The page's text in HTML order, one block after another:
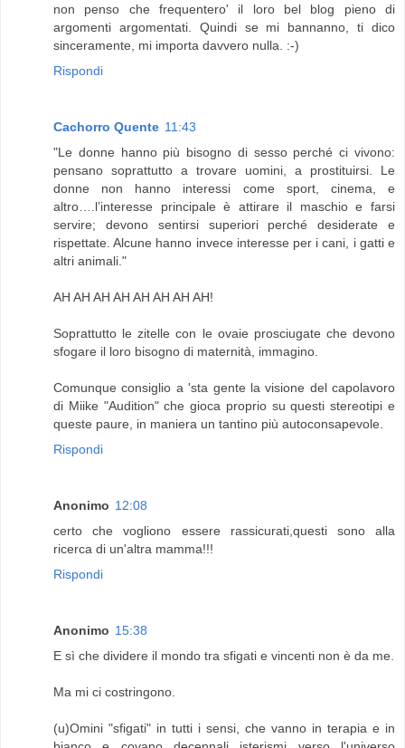
non penso che frequentero' il loro bel blog pieno di
argomenti argomentati. Quindi se mi bannanno, ti dico
sinceramente, mi importa davvero nulla. :-)
Rispondi
Cachorro Quente 11:43
"Le donne hanno più bisogno di sesso perché ci vivono:
pensano soprattutto a trovare uomini, a prostituirsi. Le
donne non hanno interessi come sport, cinema, e
altro….l’interesse principale è attirare il maschio e farsi
servire; devono sentirsi superiori perché desiderate e
rispettate. Alcune hanno invece interesse per i cani, i gatti e
altri animali."
AH AH AH AH AH AH AH AH!
Soprattutto le zitelle con le ovaie prosciugate che devono
sfogare il loro bisogno di maternità, immagino.
Comunque consiglio a 'sta gente la visione del capolavoro
di Miike "Audition" che gioca proprio su questi stereotipi e
queste paure, in maniera un tantino più autoconsapevole.
Rispondi
Anonimo 12:08
certo che vogliono essere rassicurati,questi sono alla
ricerca di un'altra mamma!!!
Rispondi
Anonimo 15:38
E sì che dividere il mondo tra sfigati e vincenti non è da me.
Ma mi ci costringono.
(u)Omini "sfigati" in tutti i sensi, che vanno in terapia e in